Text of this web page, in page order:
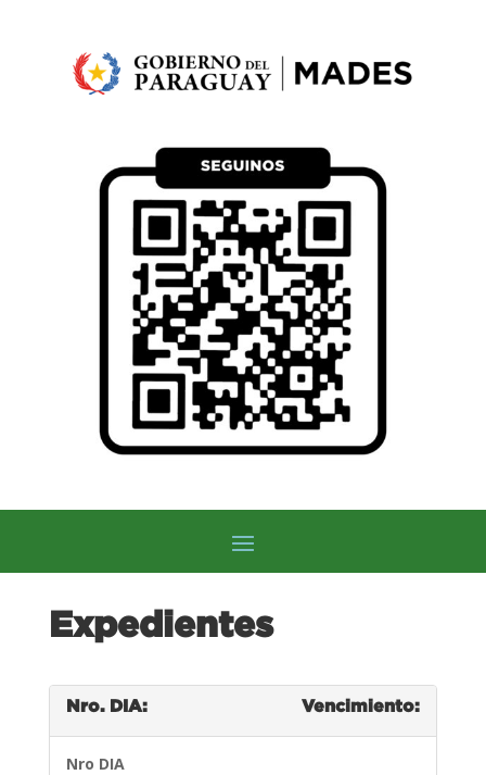
Expedientes
Nro. DIA: Vencimiento:
Nro DIA